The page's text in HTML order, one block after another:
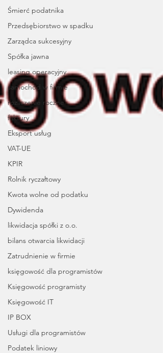
Śmierć podatnika
Przedsębiorstwo w spadku
Zarządca sukcesyjny
Spółka jawna
leasing operacyjny
samochód w firmie
rozliczenie roczne
faktury
Eksport usług
VAT-UE
KPIR
Rolnik ryczałtowy
Kwota wolne od podatku
Dywidenda
likwidacja spółki z o.o.
bilans otwarcia likwidacji
Zatrudnienie w firmie
księgowość dla programistów
Księgowość programisty
Księgowość IT
IP BOX
Usługi dla programistów
Podatek liniowy